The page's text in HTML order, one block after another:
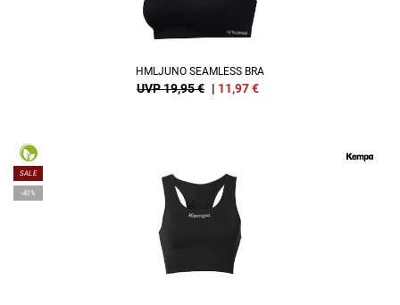
HMLJUNO SEAMLESS BRA
UVP 19,95 € | 11,97€
SALE
-40%